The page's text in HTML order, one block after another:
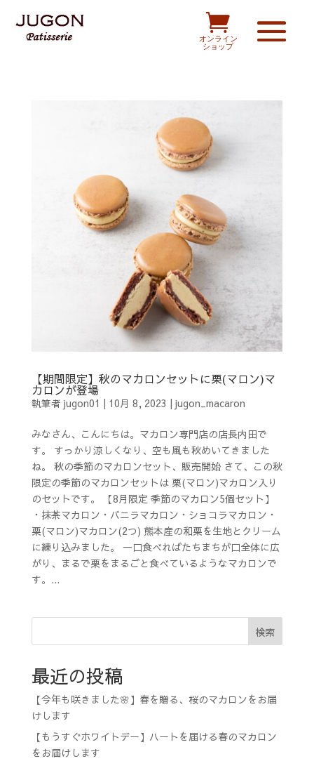

オンライン
ショップ
【期間限定】秋のマカロンセットに栗(マロン)マ
カロンが登場
執筆者 jugon01 | 10月 8, 2023 | jugon_macaron
みなさん、こんにちは。マカロン専門店の店長内田で
す。 すっかり涼しくなり、空も風も秋めいてきました
ね。 秋の季節のマカロンセット、販売開始 さて、この秋
限定の季節のマカロンセットは 栗(マロン)マカロン入り
のセットです。 【8月限定 季節のマカロン5個セット】
・抹茶マカロン・バニラマカロン・ショコラマカロン・
栗(マロン)マカロン(2つ) 熊本産の和栗を生地とクリーム
に練り込みました。 一口食べればたちまちが口全体に広
がり、まるで栗をまるごと食べているようなマカロンで
す。...
検索
最近の投稿
【今年も咲きました🌸】春を贈る、桜のマカロンをお届
けします
【もうすぐホワイトデー】ハートを届ける春のマカロン
をお届けします